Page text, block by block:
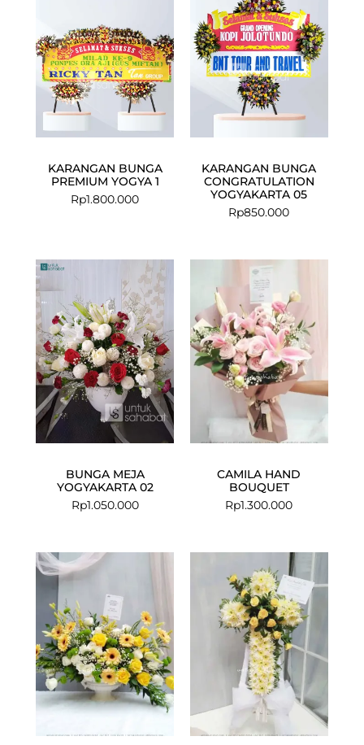
KARANGAN BUNGA
PREMIUM YOGYA 1
Rp1.800.000
KARANGAN BUNGA
CONGRATULATION
YOGYAKARTA 05
Rp850.000
BUNGA MEJA
YOGYAKARTA 02
Rp1.050.000
CAMILA HAND
BOUQUET
Rp1.300.000